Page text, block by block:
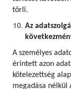
törli.
Az
A személyes
érintett azon
kötelezettség
megadása nélkül